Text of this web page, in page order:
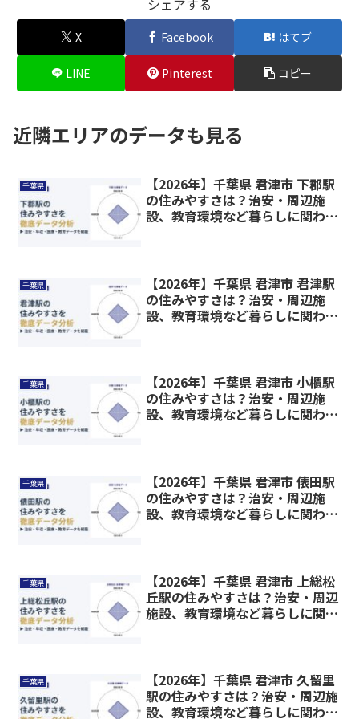
X Facebook はてブ
LINE Pinterest コピー
近隣エリアのデータも見る
千葉県
【2026年】千葉県 君津市 下郡駅
の住みやすさは？治安・周辺施
設、教育環境など暮らしに関わる
千葉県
【2026年】千葉県 君津市 君津駅
の住みやすさは？治安・周辺施
設、教育環境など暮らしに関わる
千葉県
【2026年】千葉県 君津市 小櫃駅
の住みやすさは？治安・周辺施
設、教育環境など暮らしに関わる
千葉県
【2026年】千葉県 君津市 俵田駅
の住みやすさは？治安・周辺施
設、教育環境など暮らしに関わる
千葉県
【2026年】千葉県 君津市 上総松
丘駅の住みやすさは？治安・周辺
施設、教育環境など暮らしに関わ
千葉県
【2026年】千葉県 君津市 久留里
駅の住みやすさは？治安・周辺施
設、教育環境など暮らしに関わる